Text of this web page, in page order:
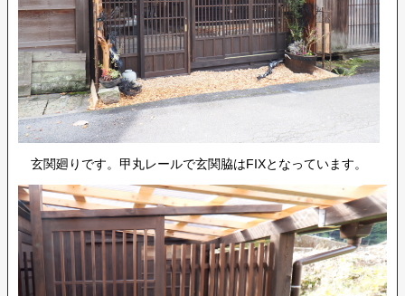
玄関廻りです。甲丸レールで玄関脇はFIXとなっています。